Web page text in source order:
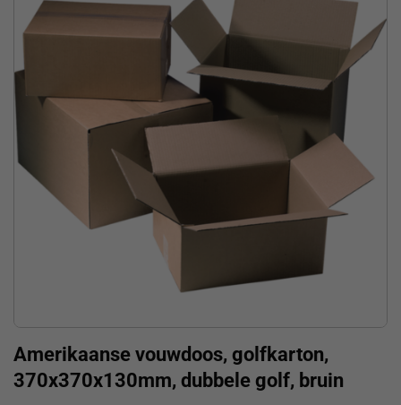
Amerikaanse vouwdoos, golfkarton,
370x370x130mm, dubbele golf, bruin